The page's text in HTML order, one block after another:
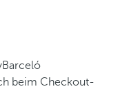
beim Checkout-